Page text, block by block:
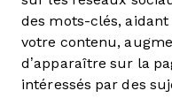
des mots-clés,
votre contenu,
d’apparaître sur la
intéressés par des